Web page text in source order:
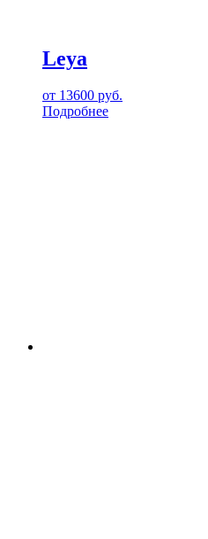
Leya
от 13600 руб.
Подробнее